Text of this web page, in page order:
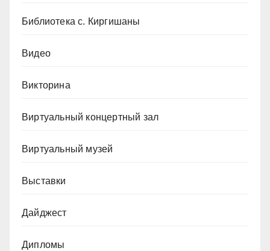
Библиотека с. Киргишаны
Видео
Викторина
Виртуальный концертный зал
Виртуальный музей
Выставки
Дайджест
Дипломы